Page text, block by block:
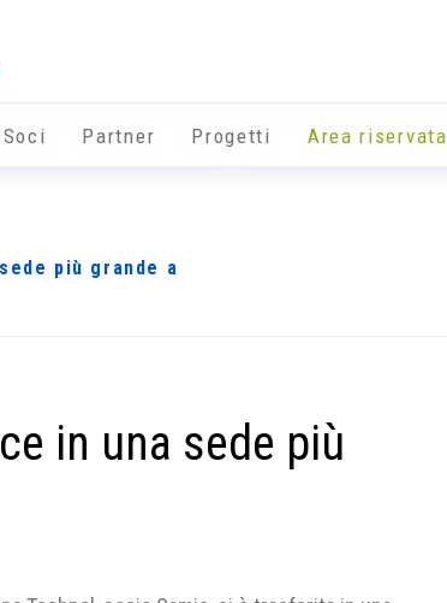
Soci Partner Progetti Area riservata
più grande a
in una sede più